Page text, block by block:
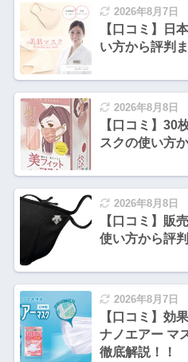
2026年8月7日
【口コミ】日
い方から評判
2026年8月8日
【口コミ】30
スクの使い方
2026年8月8日
【口コミ】販
使い方から評
2026年8月7日
【口コミ】効
ナノエアー マ
徹底解説！！